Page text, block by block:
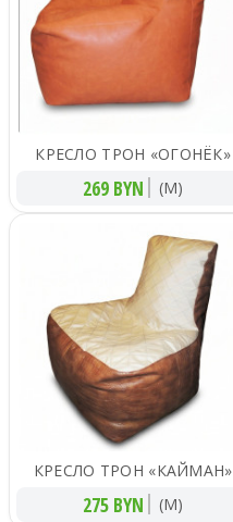
КРЕСЛО ТРОН «ОГОНЁК»
269 BYN (M)
КРЕСЛО ТРОН «КАЙМАН»
275 BYN (M)